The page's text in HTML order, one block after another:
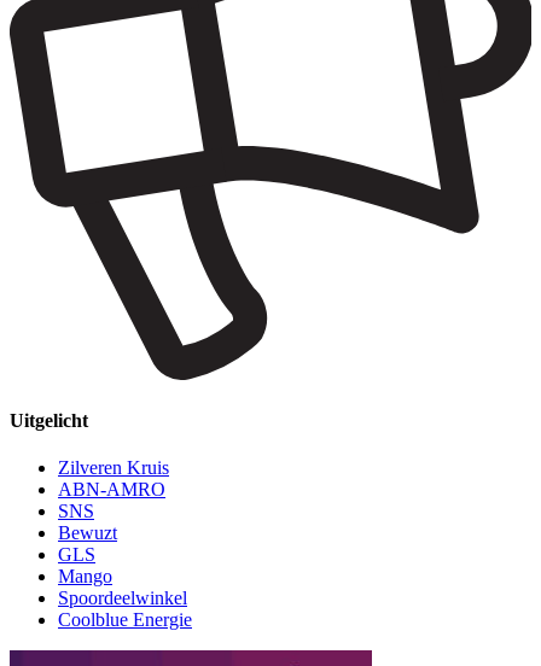
Uitgelicht
Zilveren Kruis
ABN-AMRO
SNS
Bewuzt
GLS
Mango
Spoordeelwinkel
Coolblue Energie